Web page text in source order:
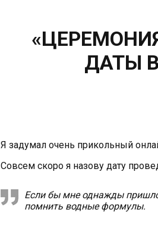
ДАТЫ
Я задумал очень прикольный
Совсем скоро я назову дату
Если бы мне однажды
помнить водные формулы.